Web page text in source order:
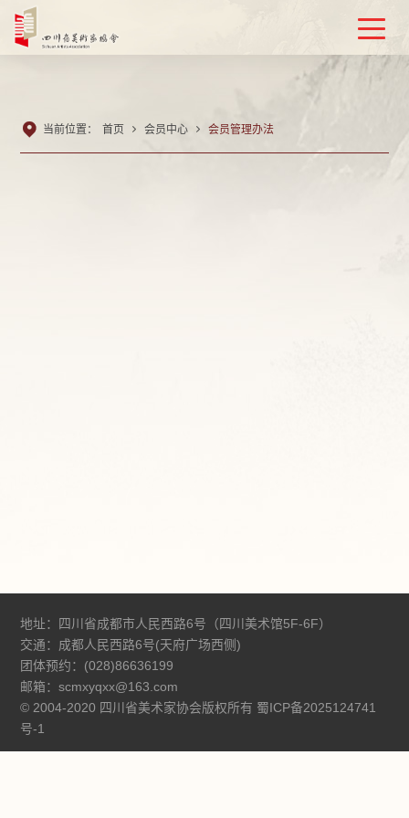
 当前位置： 首页  会员中心  会员管理办法
地址：四川省成都市人民西路6号（四川美术馆5F-6F）
交通：成都人民西路6号(天府广场西侧)
团体预约：(028)86636199
邮箱：scmxyqxx@163.com
© 2004-2020 四川省美术家协会版权所有 蜀ICP备2025124741
号-1